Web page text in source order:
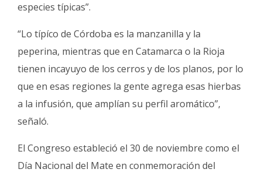
especies típicas”.
“Lo típíco de Córdoba es la manzanilla y la
peperina, mientras que en Catamarca o la Rioja
tienen incayuyo de los cerros y de los planos, por lo
que en esas regiones la gente agrega esas hierbas
a la infusión, que amplían su perfil aromático”,
señaló.
El Congreso estableció el 30 de noviembre como el
Día Nacional del Mate en conmemoración del